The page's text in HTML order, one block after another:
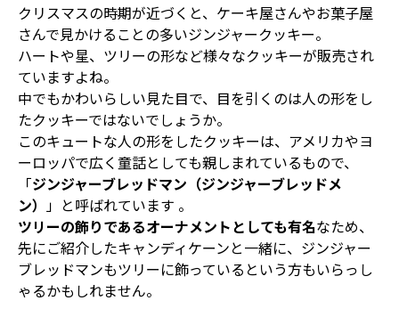
クリスマスの時期が近づくと、ケーキ屋さんやお菓子屋
さんで見かけることの多いジンジャークッキー。
ハートや星、ツリーの形など様々なクッキーが販売され
ていますよね。
中でもかわいらしい見た目で、目を引くのは人の形をし
たクッキーではないでしょうか。
このキュートな人の形をしたクッキーは、アメリカやヨ
ーロッパで広く童話としても親しまれているもので、
「ジンジャーブレッドマン（ジンジャーブレッドメ
ン）
」と呼ばれています 。
ツリーの飾りであるオーナメントとしても有名なため、
先にご紹介したキャンディケーンと一緒に、ジンジャー
ブレッドマンもツリーに飾っているという方もいらっし
ゃるかもしれません。